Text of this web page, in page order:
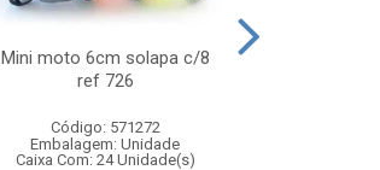
Mini moto 6cm solapa c/8
ref 726
Código: 571272
Embalagem: Unidade
Caixa Com: 24 Unidade(s)